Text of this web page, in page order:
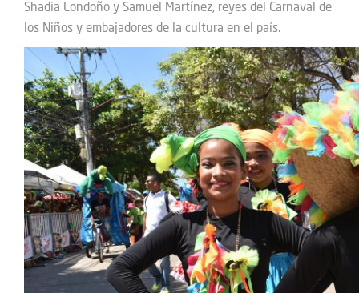
Shadia Londoño y Samuel Martínez, reyes del Carnaval de
los Niños y embajadores de la cultura en el país.